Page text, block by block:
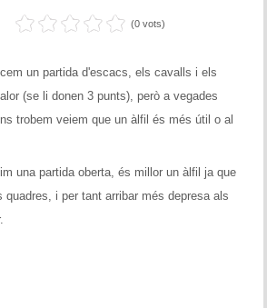
(0 vots)
un partida d'escacs, els cavalls i els
(se li donen 3 punts), però a vegades
trobem veiem que un àlfil és més útil o al
una partida oberta, és millor un àlfil ja que
i per tant arribar més depresa als